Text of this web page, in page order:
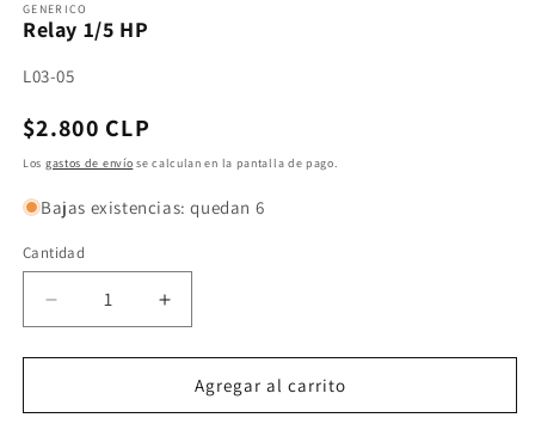
una
ventana
GENERICO
Relay 1/5 HP
SKU:
L03-05
Precio
habitual
$2.800 CLP
Los gastos de envío se calculan en la pantalla de pago.
Bajas existencias: quedan 6
Cantidad
Reducir
cantidad
para
1/5
Aumentar
cantidad
para
Relay
1/5
Agregar al carrito